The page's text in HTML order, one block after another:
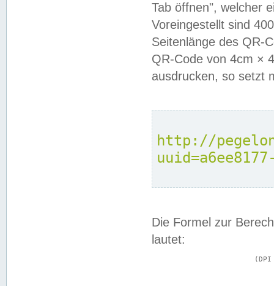
Tab öffnen", welcher
Voreingestellt sind
Seitenlänge des QR-
QR-Code von 4cm ×
ausdrucken, so setzt
http://
Die Formel zur
lautet: